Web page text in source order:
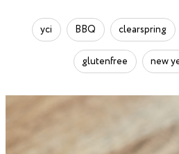
усі BBQ clearspring
glutenfree new